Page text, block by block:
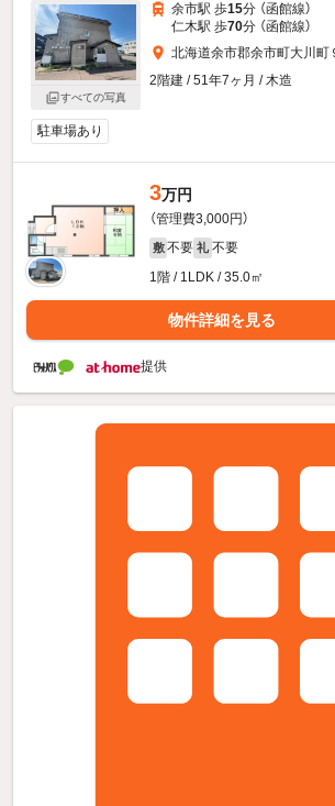
すべての写真
余市駅 歩15分 （函館線）
仁木駅 歩70分 （函館線）
北海道余市郡余市町大川町
2階建 / 51年7ヶ月 / 木造
駐車場あり
3万円
（管理費3,000円）
敷 不要 礼 不要
1階 / 1LDK / 35.0㎡
物件詳細を見る
提供